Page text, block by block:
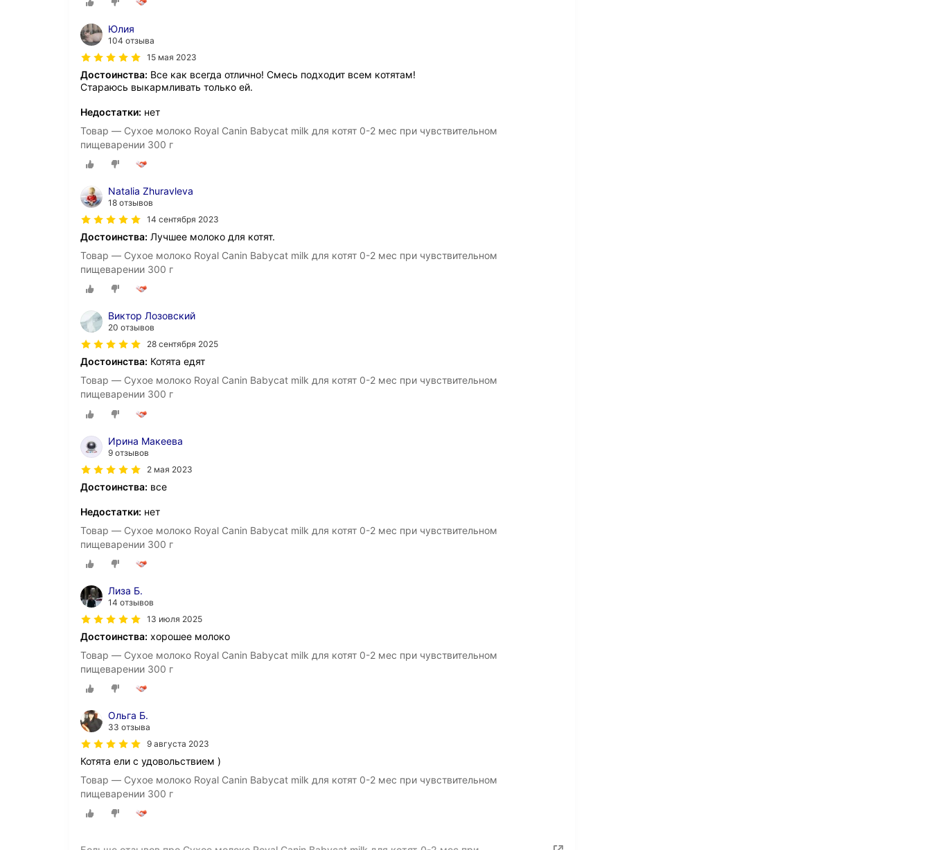
Юлия
104 отзыва
15 мая 2023
Достоинства: Все как всегда отлично! Смесь подходит всем котятам!
Стараюсь выкармливать только ей.
Недостатки: нет
Товар — Сухое молоко Royal Canin Babycat milk для котят 0-2 мес при чувствительном
пищеварении 300 г
Natalia Zhuravleva
18 отзывов
14 сентября 2023
Достоинства: Лучшее молоко для котят.
Товар — Сухое молоко Royal Canin Babycat milk для котят 0-2 мес при чувствительном
пищеварении 300 г
Виктор Лозовский
20 отзывов
28 сентября 2025
Достоинства: Котята едят
Товар — Сухое молоко Royal Canin Babycat milk для котят 0-2 мес при чувствительном
пищеварении 300 г
Ирина Макеева
9 отзывов
2 мая 2023
Достоинства: все
Недостатки: нет
Товар — Сухое молоко Royal Canin Babycat milk для котят 0-2 мес при чувствительном
пищеварении 300 г
Лиза Б.
14 отзывов
13 июля 2025
Достоинства: хорошее молоко
Товар — Сухое молоко Royal Canin Babycat milk для котят 0-2 мес при чувствительном
пищеварении 300 г
Ольга Б.
33 отзыва
9 августа 2023
Котята ели с удовольствием )
Товар — Сухое молоко Royal Canin Babycat milk для котят 0-2 мес при чувствительном
пищеварении 300 г